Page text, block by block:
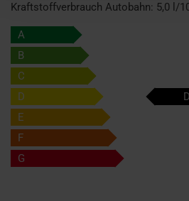
Kraftstoffverbrauch Autobahn: 5,0 l/
A
B
C
D
D
E
F
G